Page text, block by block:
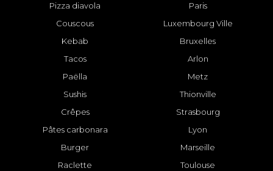
Pizza diavola
Couscous
Kebab
Tacos
Paëlla
Sushis
Crêpes
Pâtes carbonara
Burger
Raclette
Paris
Luxembourg Ville
Bruxelles
Arlon
Metz
Thionville
Strasbourg
Lyon
Marseille
Toulouse